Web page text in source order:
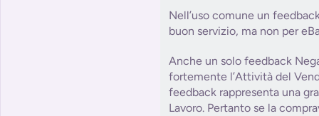
Nell’uso comune un
buon servizio, ma non per
Anche un solo feedback
fortemente l’Attività del
feedback rappresenta una
Lavoro. Pertanto se la